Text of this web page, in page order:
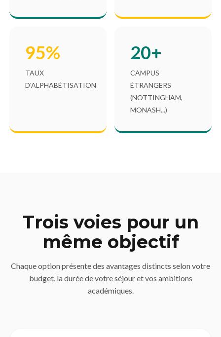
95%
TAUX
D'ALPHABÉTISATION
20+
CAMPUS
ÉTRANGERS
(NOTTINGHAM,
MONASH...)
Trois voies pour un
même objectif
Chaque option présente des avantages distincts selon votre
budget, la durée de votre séjour et vos ambitions
académiques.